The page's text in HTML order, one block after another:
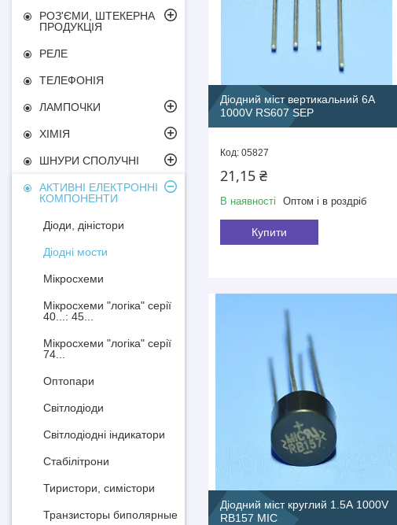
Діодний міст вертикальний 6A
1000V RS607 SEP
05827
21,15 ₴
В наявності Оптом і в роздріб
Купити
Діодний міст круглий 1.5А 1000V
RB157 MIC
РОЗ'ЄМИ, ШТЕКЕРНА
ПРОДУКЦІЯ
РЕЛЕ
ТЕЛЕФОНІЯ
ЛАМПОЧКИ
ХІМІЯ
ШНУРИ СПОЛУЧНІ
АКТИВНІ ЕЛЕКТРОННІ
КОМПОНЕНТИ
Діоди, діністори
Діодні мости
Мікросхеми
Мікросхеми "логіка" серії
40...: 45...
Мікросхеми "логіка" серії
74...
Оптопари
Світлодіоди
Світлодіодні індикатори
Стабілітрони
Тиристори, симістори
Транзисторы биполярные